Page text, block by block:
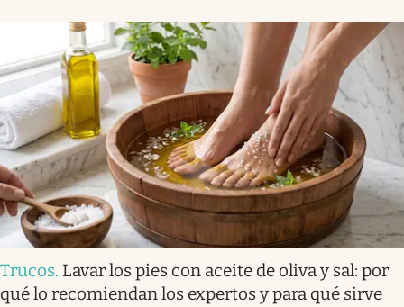
Trucos. Lavar los pies con aceite de oliva y sal: por
qué lo recomiendan los expertos y para qué sirve